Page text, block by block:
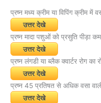
प्रष्न मध्य क्रीम या विपिंग क्रीम में
उत्तर देखे
प्रष्न मादा पशुओं को प्रसुति पीड़ा
उत्तर देखे
प्रष्न लंगडी या ब्लैक क्वार्टर रोग का
उत्तर देखे
प्रष्न 45 प्रतिषत से अधिक वसा
उत्तर देखे